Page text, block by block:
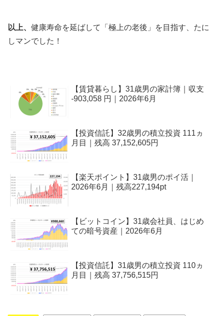
以上、 健康寿命を延ばして「極上の老後」を目指す、たに
しマンでした！
【賃貸暮らし】31歳男の家計簿｜収支
-903,058 円｜2026年6月
【投資信託】32歳男の積立投資 111ヵ
月目｜残高 37,152,605円
【楽天ポイント】31歳男のポイ活｜
2026年6月｜残高227,194pt
【ビットコイン】31歳会社員、はじめ
ての暗号資産｜2026年6月
【投資信託】31歳男の積立投資 110ヵ
月目｜残高 37,756,515円